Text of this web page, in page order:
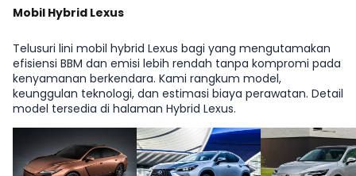
Mobil Hybrid Lexus
Telusuri lini mobil hybrid Lexus bagi yang mengutamakan
efisiensi BBM dan emisi lebih rendah tanpa kompromi pada
kenyamanan berkendara. Kami rangkum model,
keunggulan teknologi, dan estimasi biaya perawatan. Detail
model tersedia di halaman Hybrid Lexus.